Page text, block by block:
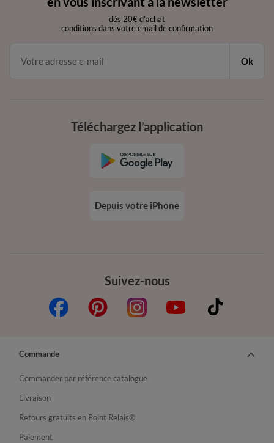
dès 20€ d’achat
conditions dans votre email de confirmation
Ok
Suivez-nous
Téléchargez l’application
Depuis votre iPhone
Commande
Commander par référence catalogue
Livraison
Retours gratuits en Point Relais®
Paiement